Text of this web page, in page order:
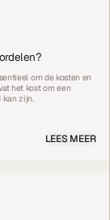
om de kosten en
het kost om een
kan zijn.
LEES MEER